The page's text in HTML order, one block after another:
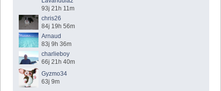
93j 21h 11m
chris26
84j 19h 56m
Arnaud
83j 9h 36m
charlieboy
66j 21h 40m
Gyzmo34
63j 9m